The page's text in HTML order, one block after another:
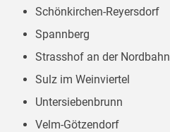
Schönkirchen-Reyersdorf
Spannberg
Strasshof an der Nordbahn
Sulz im Weinviertel
Untersiebenbrunn
Velm-Götzendorf